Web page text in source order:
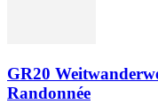
GR20
Randonnée